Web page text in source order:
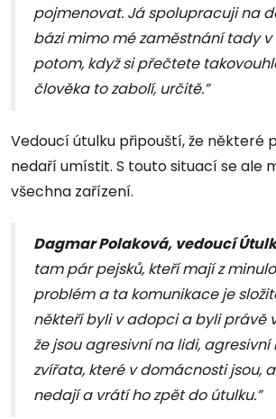
pojmenovat. Já spolupracuji na
bázi mimo mé zaměstnání tady v
potom, když si přečtete
člověka to zabolí, určitě.”
Vedoucí útulku připouští, že některé
nedaří umístit. S touto situací se ale
všechna zařízení.
Dagmar Polaková, vedoucí
tam pár pejsků, kteří mají z
problém a ta komunikace je
někteří byli v adopci a byli právě
že jsou agresivní na lidi, agresivní
zvířata, které v domácnosti jsou,
nedají a vrátí ho zpět do útulku.”